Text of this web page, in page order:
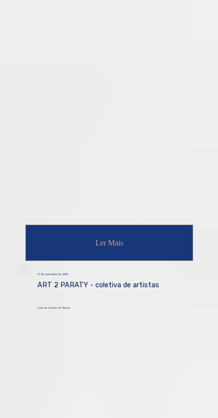
Ler Mais
27 de novembro de 2018
ART 2 PARATY - coletiva de artistas
Casa da Cultura de Paraty